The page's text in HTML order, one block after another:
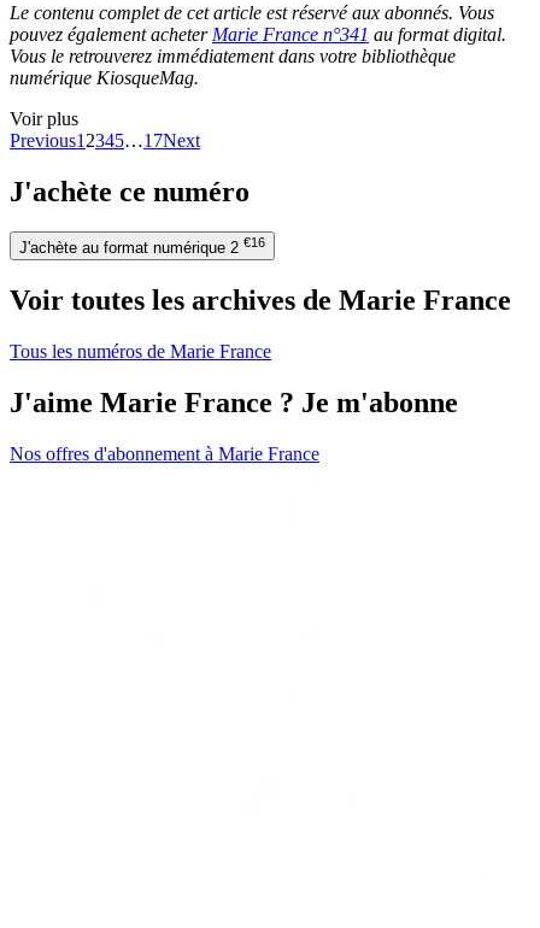
Le contenu complet de cet article est réservé aux abonnés. Vous
pouvez également acheter Marie France n°341 au format digital.
Vous le retrouverez immédiatement dans votre bibliothèque
numérique KiosqueMag.
Voir plus
Previous1 2345…17Next
J'achète ce numéro
J'achète au format numérique 2 €16
Voir toutes les archives de Marie France
Tous les numéros de Marie France
J'aime Marie France ? Je m'abonne
Nos offres d'abonnement à Marie France